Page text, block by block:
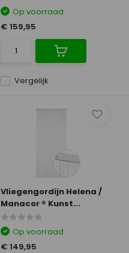
Vergelijk
Op voorraad
€ 159,95
Vliegengordijn Helena /
Manacor ® Kunst...
Op voorraad
€ 149,95